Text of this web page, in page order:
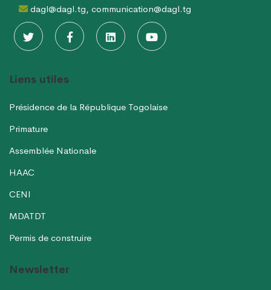
dagl@dagl.tg, communication@dagl.tg
Liens utiles
Présidence de la République Togolaise
Primature
Assemblée Nationale
HAAC
CENI
MDATDT
Permis de construire
Newsletter